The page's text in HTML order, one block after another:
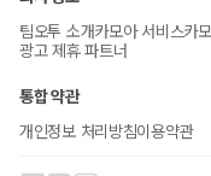
팀오투 소개카모아 서비스카
광고 제휴 파트너
통합 약관
개인정보 처리방침이용약관